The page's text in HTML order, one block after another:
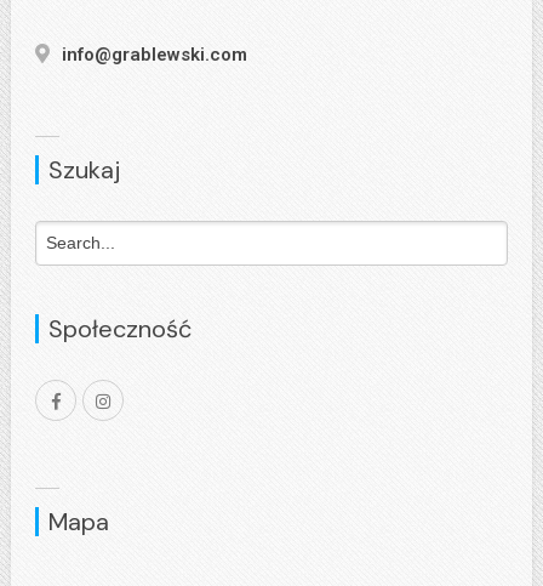
info@grablewski.com
Szukaj
Społeczność
Mapa